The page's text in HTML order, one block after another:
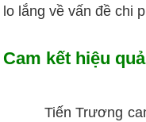
lo lắng về vấn đề chi
Cam kết hiệu quả
Tiến Trương cam